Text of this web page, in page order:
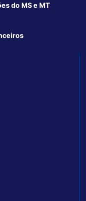
do MS e MT